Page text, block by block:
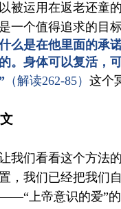
被运用在返老还童
一个值得追求的目
么是在他里面的承
。身体可以复活，
（解读262-85） 这个
我们看看这个方法
，我们已经把我们
上帝意识的爱”